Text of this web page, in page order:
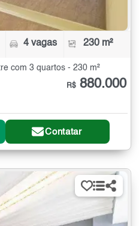
4 vagas 230 m²
com 3 quartos - 230 m²
R$ 880.000
Contatar